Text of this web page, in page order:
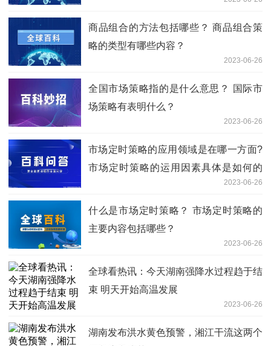
商品组合的方法包括哪些？ 商品组合策
略的类型有哪些内容？
2023-06-26
全国市场策略指的是什么意思？ 国际市
场策略有表明什么？
2023-06-26
市场定时策略的应用领域是在哪一方面?
市场定时策略的运用因素具体是如何的
2023-06-26
什么是市场定时策略？ 市场定时策略的
主要内容包括哪些？
2023-06-26
全球看热讯：今天湖南强降水过程趋于结
束 明天开始高温发展
2023-06-26
湖南发布洪水黄色预警，湘江干流这两个